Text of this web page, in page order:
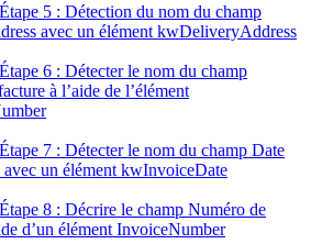
5 : Détection du nom du champ
avec un élément kwDeliveryAddress
6 : Détecter le nom du champ
à l’aide de l’élément
7 : Détecter le nom du champ Date
avec un élément kwInvoiceDate
8 : Décrire le champ Numéro de
d’un élément InvoiceNumber